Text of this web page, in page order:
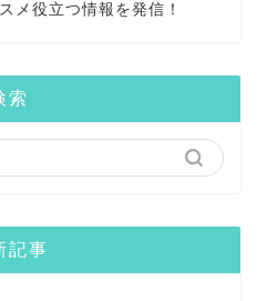
メ役立つ情報を発信！
索
記事